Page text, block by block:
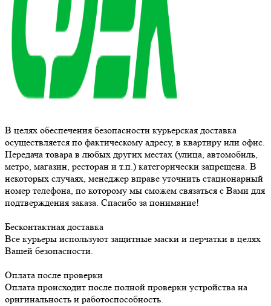
В целях обеспечения безопасности курьерская доставка
осуществляется по фактическому адресу, в квартиру или офис.
Передача товара в любых других местах (улица, автомобиль,
метро, магазин, ресторан и т.п.) категорически запрещена. В
некоторых случаях, менеджер вправе уточнить стационарный
номер телефона, по которому мы сможем связаться с Вами для
подтверждения заказа. Спасибо за понимание!
Бесконтактная доставка
Все курьеры используют защитные маски и перчатки в целях
Вашей безопасности.
Оплата после проверки
Оплата происходит после полной проверки устройства на
оригинальность и работоспособность.